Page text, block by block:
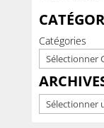
Catégories
Archives